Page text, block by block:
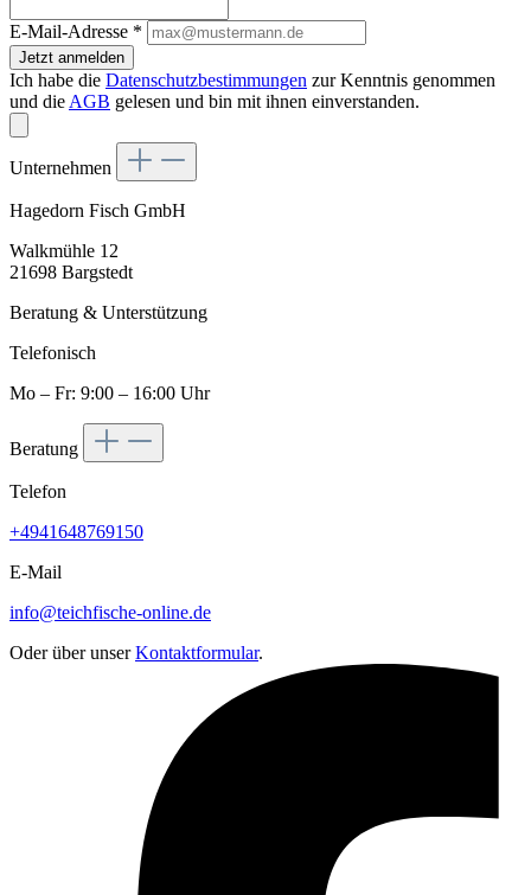
E-Mail-Adresse *
Jetzt anmelden
Ich habe die Datenschutzbestimmungen zur Kenntnis genommen
und die AGB gelesen und bin mit ihnen einverstanden.
Unternehmen
Hagedorn Fisch GmbH
Walkmühle 12
21698 Bargstedt
Beratung & Unterstützung
Telefonisch
Mo – Fr: 9:00 – 16:00 Uhr
Beratung
Telefon
+4941648769150
E-Mail
info@teichfische-online.de
Oder über unserKontaktformular.